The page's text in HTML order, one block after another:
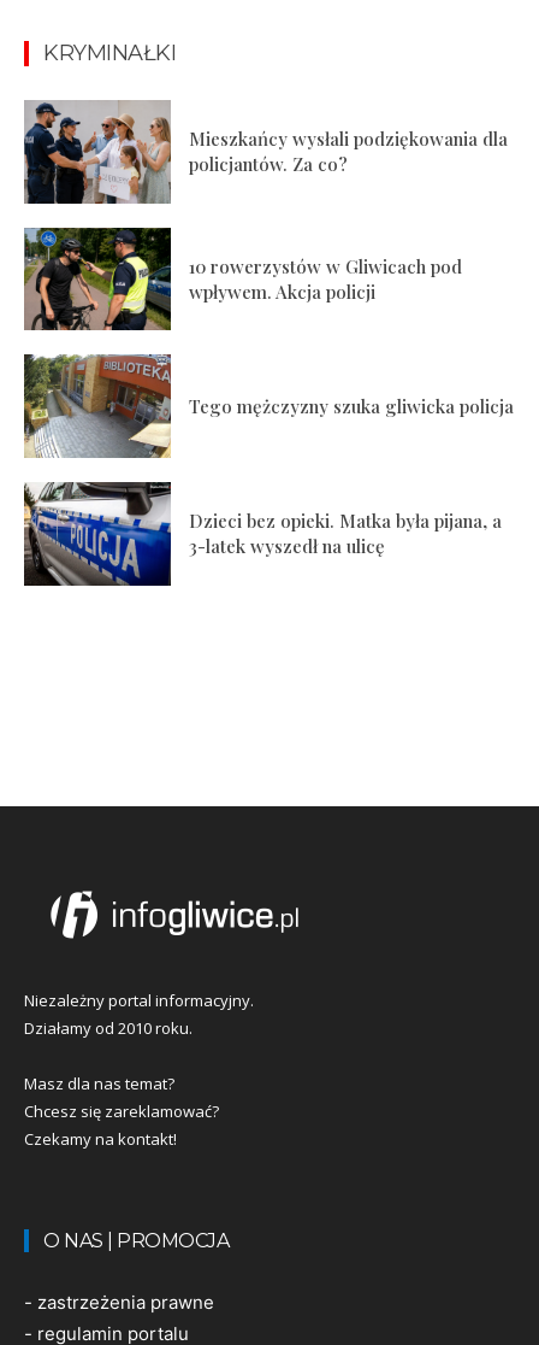
KRYMINAŁKI
Mieszkańcy wysłali podziękowania dla
policjantów. Za co?
10 rowerzystów w Gliwicach pod
wpływem. Akcja policji
Tego mężczyzny szuka gliwicka policja
Dzieci bez opieki. Matka była pijana, a
3-latek wyszedł na ulicę
Niezależny portal informacyjny.
Działamy od 2010 roku.
Masz dla nas temat?
Chcesz się zareklamować?
Czekamy na kontakt!
O NAS | PROMOCJA
- zastrzeżenia prawne
- regulamin portalu